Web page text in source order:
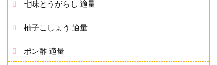
七味とうがらし 適量
柚子こしょう 適量
ポン酢 適量